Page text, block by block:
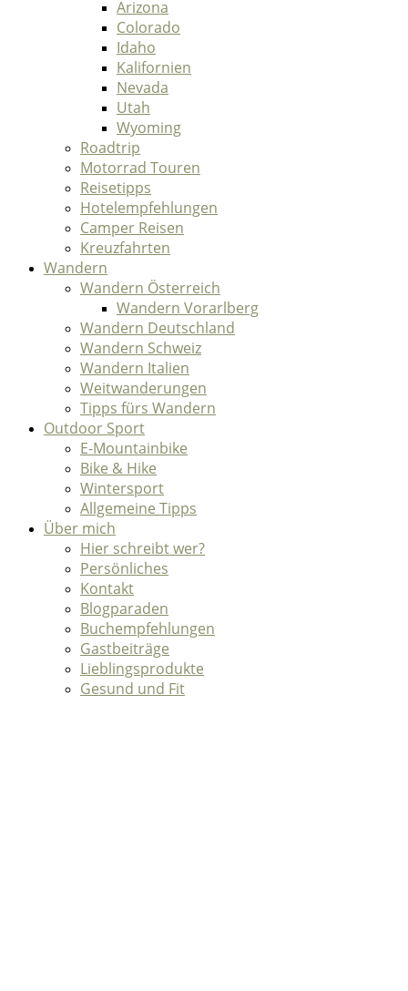
Arizona
Colorado
Idaho
Kalifornien
Nevada
Utah
Wyoming
Roadtrip
Motorrad Touren
Reisetipps
Hotelempfehlungen
Camper Reisen
Kreuzfahrten
Wandern
Wandern Österreich
Wandern Vorarlberg
Wandern Deutschland
Wandern Schweiz
Wandern Italien
Weitwanderungen
Tipps fürs Wandern
Outdoor Sport
E-Mountainbike
Bike & Hike
Wintersport
Allgemeine Tipps
Über mich
Hier schreibt wer?
Persönliches
Kontakt
Blogparaden
Buchempfehlungen
Gastbeiträge
Lieblingsprodukte
Gesund und Fit